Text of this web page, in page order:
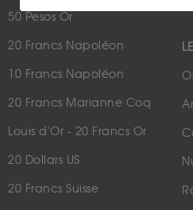
50 Pesos Or
20 Francs Napoléon
10 Francs Napoléon
20 Francs Marianne Coq
Louis d'Or - 20 Francs Or
20 Dollars US
20 Francs Suisse